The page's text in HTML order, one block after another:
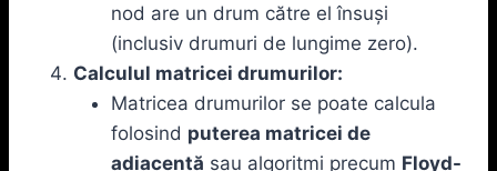
nod are un drum către el însuși
(inclusiv drumuri de lungime zero).
Calculul matricei drumurilor:
Matricea drumurilor se poate calcula
folosind puterea matricei de
adiacență sau algoritmi precum Floyd-